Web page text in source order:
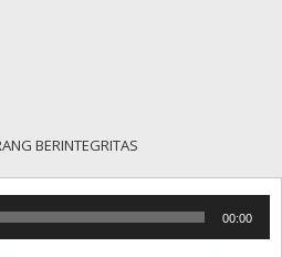
BERINTEGRITAS
00:00